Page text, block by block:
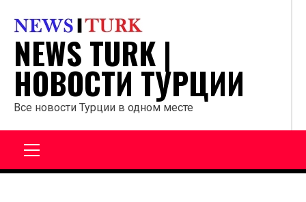
содержанию
NEWS TURK |
НОВОСТИ ТУРЦИИ
Все новости Турции в одном месте